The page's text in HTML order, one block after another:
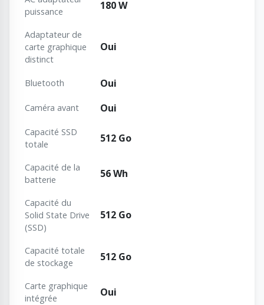
puissance
180 W
Adaptateur de
carte graphique
distinct
Oui
Bluetooth Oui
Caméra avant Oui
Capacité SSD
totale
512 Go
Capacité de la
batterie
56 Wh
Capacité du
Solid State Drive
(SSD)
512 Go
Capacité totale
de stockage
512 Go
Carte graphique
intégrée
Oui